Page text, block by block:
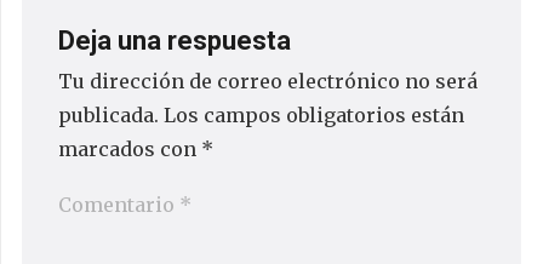
Deja una respuesta
Tu dirección de correo electrónico no será
publicada. Los campos obligatorios están
marcados con *